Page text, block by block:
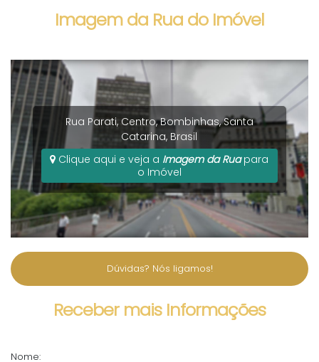
Imagem da Rua do Imóvel
Rua Parati, Centro,Bombinhas,Santa
Catarina, Brasil
Clique aqui e veja a Imagem da Ruapara
o Imóvel
Dúvidas? Nós ligamos!
Receber mais Informações
Nome: